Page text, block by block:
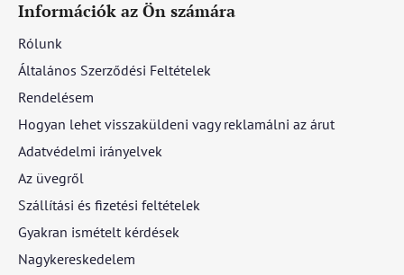
Információk az Ön számára
Rólunk
Általános Szerződési Feltételek
Rendelésem
Hogyan lehet visszaküldeni vagy reklamálni az árut
Adatvédelmi irányelvek
Az üvegről
Szállítási és fizetési feltételek
Gyakran ismételt kérdések
Nagykereskedelem